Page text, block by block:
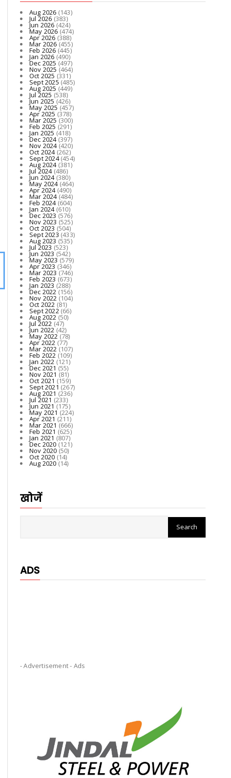
Aug 2026 (143)
Jul 2026 (383)
Jun 2026(424)
May 2026(474)
Apr 2026 (388)
Mar 2026(455)
Feb 2026 (445)
Jan 2026 (490)
Dec 2025(497)
Nov 2025 (464)
Oct 2025 (331)
Sept 2025 (485)
Aug 2025 (449)
Jul 2025 (538)
Jun 2025(426)
May 2025(457)
Apr 2025 (378)
Mar 2025 (300)
Feb 2025 (291)
Jan 2025 (418)
Dec 2024(397)
Nov 2024(420)
Oct 2024(262)
Sept 2024(454)
Aug 2024(381)
Jul 2024(486)
Jun 2024(380)
May 2024(464)
Apr 2024(490)
Mar 2024(484)
Feb 2024(604)
Jan 2024(610)
Dec 2023(576)
Nov 2023 (525)
Oct 2023 (504)
Sept 2023 (433)
Aug 2023 (535)
Jul 2023 (523)
Jun 2023(542)
May 2023(579)
Apr 2023 (346)
Mar 2023 (746)
Feb 2023 (673)
Jan 2023 (288)
Dec 2022(156)
Nov 2022 (104)
Oct 2022 (81)
Sept 2022(66)
Aug 2022 (50)
Jul 2022 (47)
Jun 2022(42)
May 2022(78)
Apr 2022 (77)
Mar 2022(107)
Feb 2022 (109)
Jan 2022 (121)
Dec 2021 (55)
Nov 2021 (81)
Oct 2021 (159)
Sept 2021 (267)
Aug 2021 (236)
Jul 2021 (233)
Jun 2021(175)
May 2021(224)
Apr 2021 (211)
Mar 2021 (666)
Feb 2021 (625)
Jan 2021 (807)
Dec 2020(121)
Nov 2020 (50)
Oct 2020 (14)
Aug 2020(14)
खोजें
ADS
- Advertisement - Ads